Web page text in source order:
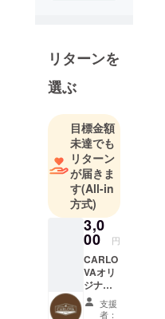
リターンを
選ぶ
目標金額
未達でも
リターン
が届きま
す(All-in
方式)
3,0
00 円
CARLO
VAオリ
ジナル
レザー
コース
支援
者：